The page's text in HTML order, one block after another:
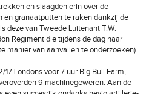
en slaagden erin over de
en granaatputten te raken dankzij de
deze van Tweede Luitenant T.W.
Regiment die tijdens de dag naar
manier van aanvallen te onderzoeken).
Londons voor 7 uur Big Bull Farm,
9 machinegeweren. Aan de